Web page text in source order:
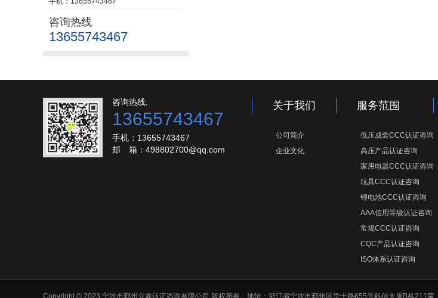
咨询热线
13655743467
咨询热线:
13655743467
手机：13655743467
邮 箱：498802700@qq.com
关于我们
公司简介
企业文化
服务范围
低压成套CCC认证咨询
高压产品认证咨询
家用电器CCC认证咨询
玩具CCC认证咨询
锂电池CCC认证咨询
AAA信用等级认证咨询
常规CCC认证咨询
CQC产品认证咨询
ISO体系认证咨询
Copyright © 2023 宁波市鄞州立鑫认证咨询有限公司 版权所有 地址：浙江省宁波市鄞州区学士路655号科信大厦B栋211室